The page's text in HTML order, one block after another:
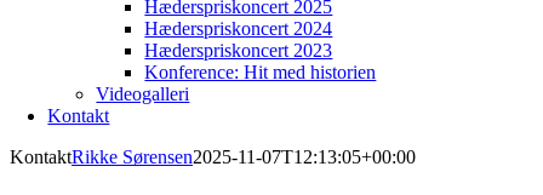
Hæderspriskoncert 2025
Hæderspriskoncert 2024
Hæderspriskoncert 2023
Konference: Hit med historien
Videogalleri
Kontakt
KontaktRikke Sørensen2025-11-07T12:13:05+00:00